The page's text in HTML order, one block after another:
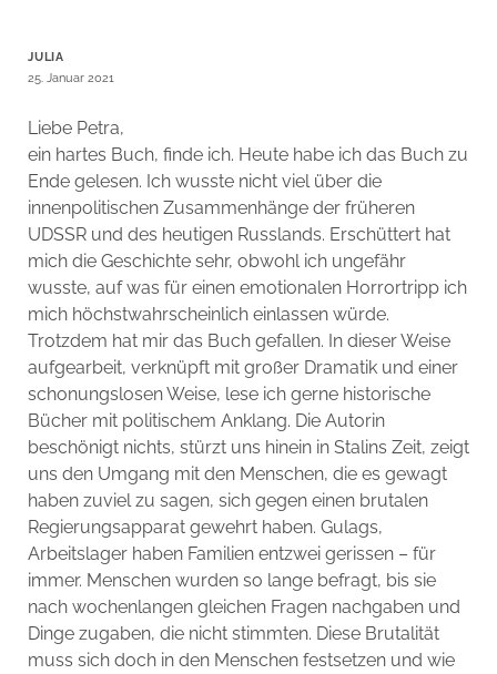
JULIA
25. Januar 2021
Liebe Petra,
ein hartes Buch, finde ich. Heute habe ich das Buch zu
Ende gelesen. Ich wusste nicht viel über die
innenpolitischen Zusammenhänge der früheren
UDSSR und des heutigen Russlands. Erschüttert hat
mich die Geschichte sehr, obwohl ich ungefähr
wusste, auf was für einen emotionalen Horrortripp ich
mich höchstwahrscheinlich einlassen würde.
Trotzdem hat mir das Buch gefallen. In dieser Weise
aufgearbeit, verknüpft mit großer Dramatik und einer
schonungslosen Weise, lese ich gerne historische
Bücher mit politischem Anklang. Die Autorin
beschönigt nichts, stürzt uns hinein in Stalins Zeit, zeigt
uns den Umgang mit den Menschen, die es gewagt
haben zuviel zu sagen, sich gegen einen brutalen
Regierungsapparat gewehrt haben. Gulags,
Arbeitslager haben Familien entzwei gerissen – für
immer. Menschen wurden so lange befragt, bis sie
nach wochenlangen gleichen Fragen nachgaben und
Dinge zugaben, die nicht stimmten. Diese Brutalität
muss sich doch in den Menschen festsetzen und wie